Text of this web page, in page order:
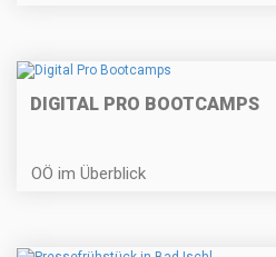
DIGITAL PRO BOOTCAMPS
OÖ im Überblick